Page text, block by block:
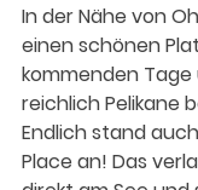
In der Nähe von
einen schönen
kommenden
reichlich Pelikane
Endlich stand
Place an! Das